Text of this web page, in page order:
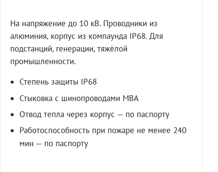
На напряжение до 10 кВ. Проводники из
алюминия, корпус из компаунда IP68. Для
подстанций, генерации, тяжёлой
промышленности.
Степень защиты IP68
Стыковка с шинопроводами МВА
Отвод тепла через корпус — по паспорту
Работоспособность при пожаре не менее 240
мин — по паспорту